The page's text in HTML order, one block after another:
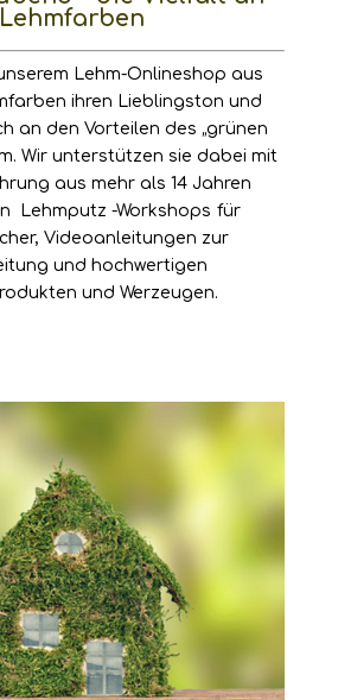
Lehmfarben
Lehm-Onlineshop aus
ihren Lieblingston und
an den Vorteilen des „grünen
Wir unterstützen sie dabei mit
aus mehr als 14 Jahren
Lehmputz -Workshops für
Videoanleitungen zur
und hochwertigen
und Werzeugen.